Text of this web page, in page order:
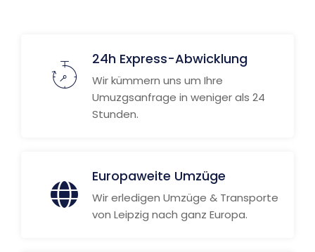
24h Express-Abwicklung
Wir kümmern uns um Ihre
Umuzgsanfrage in weniger als 24
Stunden.
Europaweite Umzüge
Wir erledigen Umzüge & Transporte
von Leipzig nach ganz Europa.